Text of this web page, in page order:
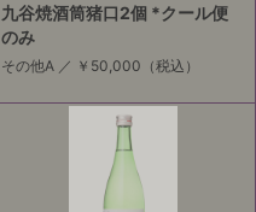
九谷焼酒筒猪口2個 *クール便
のみ
その他A ／ ￥50,000 （税込）